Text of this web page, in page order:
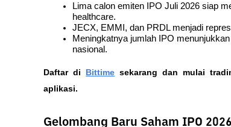
Lima calon emiten IPO Juli 2026 siap
healthcare.
JECX, EMMI, dan PRDL menjadi
Meningkatnya jumlah IPO
nasional.
Daftar di Bittime sekarang dan mulai
aplikasi.
Gelombang Baru Saham IPO